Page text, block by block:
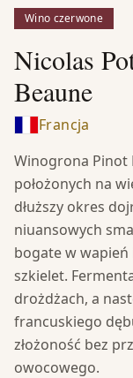
Wino czerwone
Nicolas
Beaune
Francja
Winogrona Pinot
położonych na
dłuższy okres
niuansowych
bogate w
szkielet.
drożdżach, a
francuskiego
złożoność bez
owocowego.